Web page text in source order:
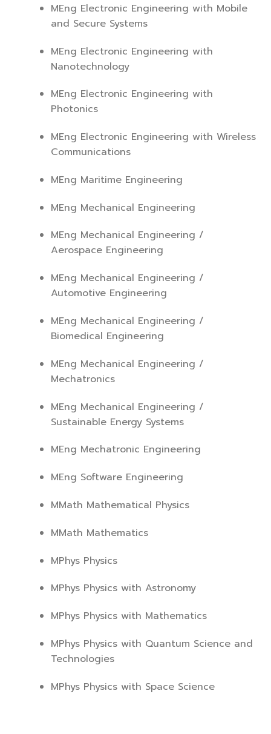
MEng Electronic Engineering with Mobile
and Secure Systems
MEng Electronic Engineering with
Nanotechnology
MEng Electronic Engineering with
Photonics
MEng Electronic Engineering with Wireless
Communications
MEng Maritime Engineering
MEng Mechanical Engineering
MEng Mechanical Engineering /
Aerospace Engineering
MEng Mechanical Engineering /
Automotive Engineering
MEng Mechanical Engineering /
Biomedical Engineering
MEng Mechanical Engineering /
Mechatronics
MEng Mechanical Engineering /
Sustainable Energy Systems
MEng Mechatronic Engineering
MEng Software Engineering
MMath Mathematical Physics
MMath Mathematics
MPhys Physics
MPhys Physics with Astronomy
MPhys Physics with Mathematics
MPhys Physics with Quantum Science and
Technologies
MPhys Physics with Space Science